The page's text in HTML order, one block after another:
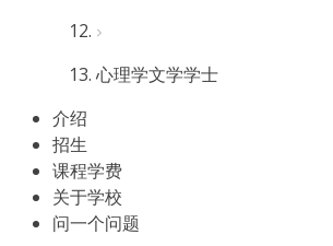
心理学文学学士
介绍
招生
课程学费
关于学校
问一个问题